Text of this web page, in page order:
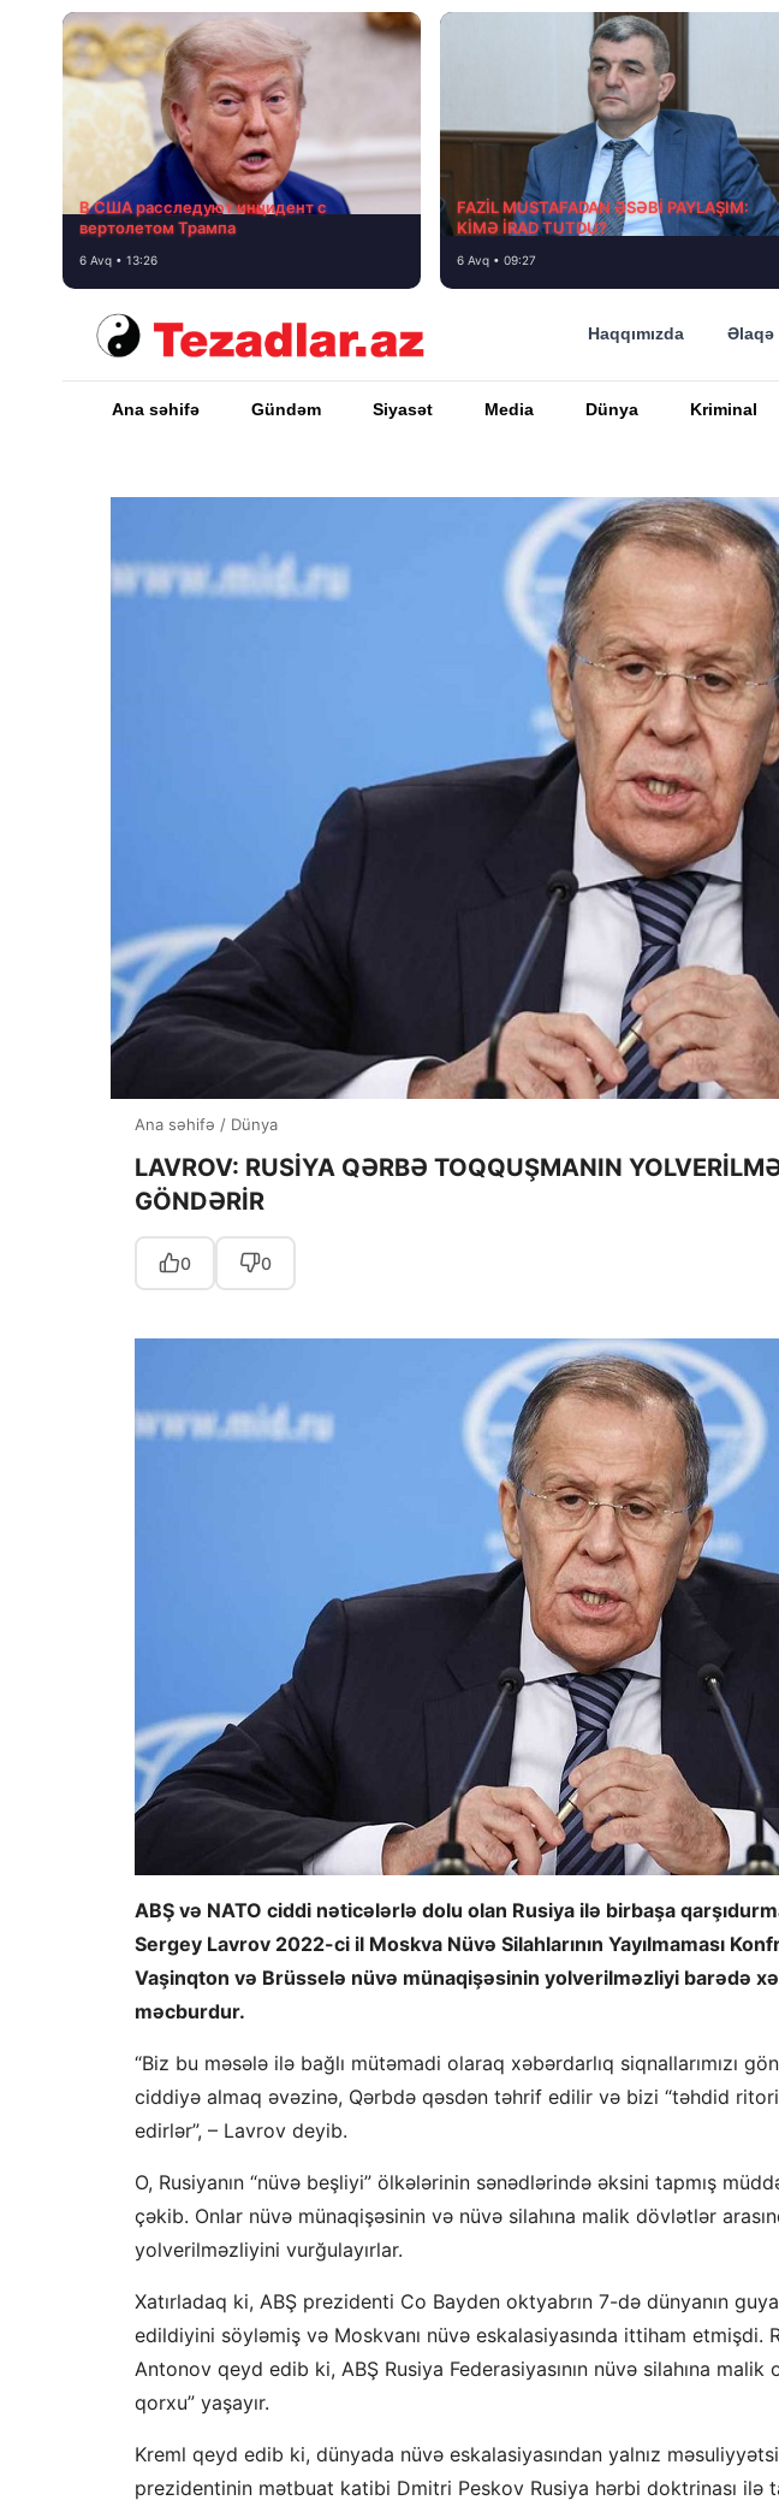
В США расследуют инцидент с
вертолетом Трампа
6 Avq • 13:26
FAZİL MUSTAFADAN ƏSƏBİ PAYLAŞIM:
KİMƏ İRAD TUTDU?
6 Avq • 09:27
Haqqımızda Əlaqə
Ana səhifə Gündəm Siyasət Media Dünya Kriminal
Ana səhifə / Dünya
LAVROV: RUSİYA QƏRBƏ TOQQUŞMANIN
GÖNDƏRİR
0 0
ABŞ və NATO ciddi nəticələrlə dolu olan Rusiya ilə birbaşa
Sergey Lavrov 2022-ci il Moskva Nüvə Silahlarının Yayılmaması
Vaşinqton və Brüsselə nüvə münaqişəsinin yolverilməzliyi barədə
məcburdur.
“Biz bu məsələ ilə bağlı mütəmadi olaraq xəbərdarlıq siqnallarımızı
ciddiyə almaq əvəzinə, Qərbdə qəsdən təhrif edilir və bizi “təhdid
edirlər”, – Lavrov deyib.
O, Rusiyanın “nüvə beşliyi” ölkələrinin sənədlərində əksini tapmış
çəkib. Onlar nüvə münaqişəsinin və nüvə silahına malik dövlətlər
yolverilməzliyini vurğulayırlar.
Xatırladaq ki, ABŞ prezidenti Co Bayden oktyabrın 7-də dünyanın
edildiyini söyləmiş və Moskvanı nüvə eskalasiyasında ittiham etmişdi.
Antonov qeyd edib ki, ABŞ Rusiya Federasiyasının nüvə silahına malik
qorxu” yaşayır.
Kreml qeyd edib ki, dünyada nüvə eskalasiyasından yalnız
prezidentinin mətbuat katibi Dmitri Peskov Rusiya hərbi doktrinası ilə